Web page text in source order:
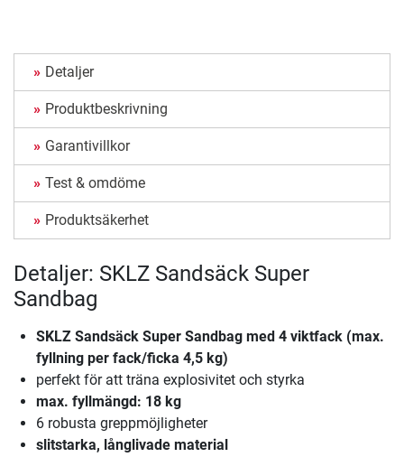
Detaljer
Produktbeskrivning
Garantivillkor
Test & omdöme
Produktsäkerhet
Detaljer: SKLZ Sandsäck Super
Sandbag
SKLZ Sandsäck Super Sandbag med 4 viktfack (max.
fyllning per fack/ficka 4,5 kg)
perfekt för att träna explosivitet och styrka
max. fyllmängd: 18 kg
6 robusta greppmöjligheter
slitstarka, långlivade material